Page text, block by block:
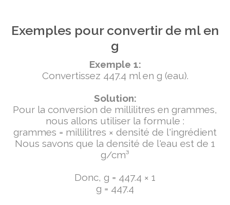
Exemples pour convertir de ml en
g
Exemple 1:
Convertissez 447.4 ml en g (eau).
Solution:
Pour la conversion de millilitres en grammes,
nous allons utiliser la formule :
grammes = millilitres × densité de l'ingrédient
Nous savons que la densité de l'eau est de 1
g/cm³
Donc, g = 447.4 × 1
g = 447.4